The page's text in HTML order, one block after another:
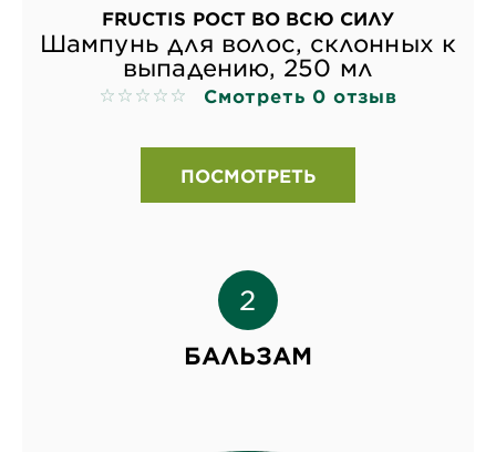
FRUCTIS РОСТ ВО ВСЮ СИЛУ
Шампунь для волос, склонных к
выпадению, 250 мл
No reviews Смотреть 0 отзыв
ПОСМОТРЕТЬ
БАЛЬЗАМ